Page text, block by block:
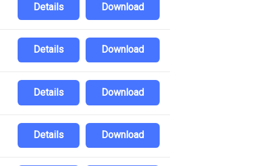
Download
Details
Download
Details
Download
Details
Download
Details